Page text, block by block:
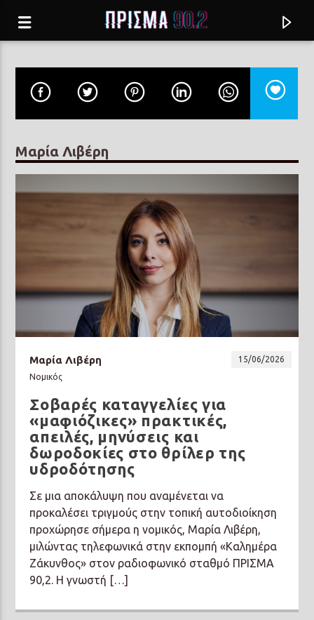
Current track
Σύνδεση με RealFm
Prisma Radio 90,2
Μαρία Λιβέρη
Μαρία Λιβέρη
15/06/2026
Νομικός
Σοβαρές καταγγελίες για
«μαφιόζικες» πρακτικές,
απειλές, μηνύσεις και
δωροδοκίες στο θρίλερ της
υδροδότησης
Σε μια αποκάλυψη που αναμένεται να
προκαλέσει τριγμούς στην τοπική αυτοδιοίκηση
προχώρησε σήμερα η νομικός, Μαρία Λιβέρη,
μιλώντας τηλεφωνικά στην εκπομπή «Καλημέρα
Ζάκυνθος» στον ραδιοφωνικό σταθμό ΠΡΙΣΜΑ
90,2. Η γνωστή […]